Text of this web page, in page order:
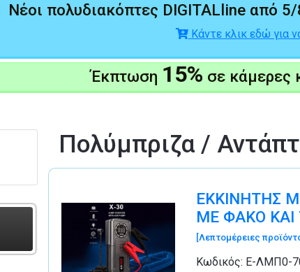
Νέοι πολυδιακόπτες DIGITALline από
Κάντε κλικ εδώ για
Έκπτωση 15% σε κάμερες
Πολύμπριζα /
ΕΚΚΙΝΗΤΗΣ
ΜΕ ΦΑΚΟ
[Λεπτομέρειες
Κωδικός: Ε-ΛΜΠ0-